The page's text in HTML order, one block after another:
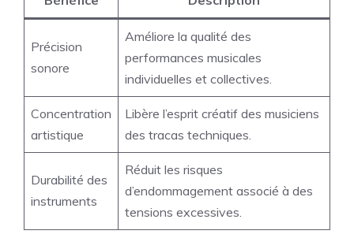
Précision
sonore
Améliore la qualité des
performances musicales
individuelles et collectives.
Concentration
artistique
Libère l’esprit créatif des musiciens
des tracas techniques.
Durabilité des
instruments
Réduit les risques
d’endommagement associé à des
tensions excessives.